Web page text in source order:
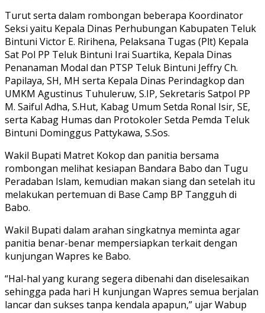
Turut serta dalam rombongan beberapa Koordinator
Seksi yaitu Kepala Dinas Perhubungan Kabupaten Teluk
Bintuni Victor E. Ririhena, Pelaksana Tugas (Plt) Kepala
Sat Pol PP Teluk Bintuni Irai Suartika, Kepala Dinas
Penanaman Modal dan PTSP Teluk Bintuni Jeffry Ch.
Papilaya, SH, MH serta Kepala Dinas Perindagkop dan
UMKM Agustinus Tuhuleruw, S.IP, Sekretaris Satpol PP
M. Saiful Adha, S.Hut, Kabag Umum Setda Ronal Isir, SE,
serta Kabag Humas dan Protokoler Setda Pemda Teluk
Bintuni Dominggus Pattykawa, S.Sos.
Wakil Bupati Matret Kokop dan panitia bersama
rombongan melihat kesiapan Bandara Babo dan Tugu
Peradaban Islam, kemudian makan siang dan setelah itu
melakukan pertemuan di Base Camp BP Tangguh di
Babo.
Wakil Bupati dalam arahan singkatnya meminta agar
panitia benar-benar mempersiapkan terkait dengan
kunjungan Wapres ke Babo.
“Hal-hal yang kurang segera dibenahi dan diselesaikan
sehingga pada hari H kunjungan Wapres semua berjalan
lancar dan sukses tanpa kendala apapun,” ujar Wabup